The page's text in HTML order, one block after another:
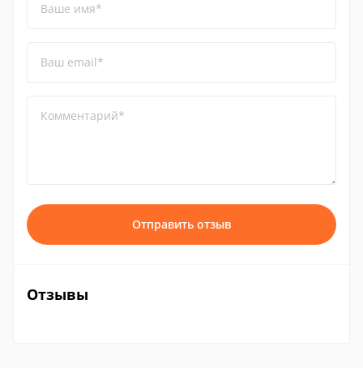
Ваше имя*
Ваш email*
Комментарий*
Отправить отзыв
Отзывы